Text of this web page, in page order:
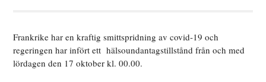
Frankrike har en kraftig smittspridning av covid-19 och
regeringen har infört ett hälsoundantagstillstånd från och med
lördagen den 17 oktober kl. 00.00.